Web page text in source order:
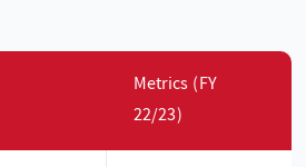
Metrics (FY
22/23)